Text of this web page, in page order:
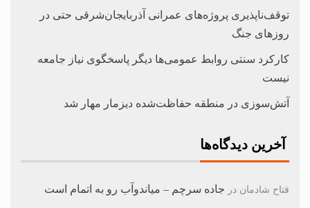
توقف‌ناپذیری پروژه‌های عمرانی آذربایجان‌شرقی حتی در
روزهای جنگ
کارکرد سنتی روابط عمومی‌ها دیگر پاسخگوی نیاز جامعه
نیست
آتش‌سوزی در منطقه حفاظت‌شده دیزمار مهار شد
آخرین دیدگاه‌ها
فتاح شادمان در جاده سرچم – میاندوآب رو به اتمام است